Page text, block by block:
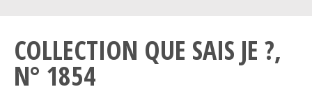
COLLECTION QUE SAIS JE ?,
N° 1854